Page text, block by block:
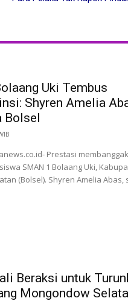
Uki Tembus
Shyren Amelia
Bolsel
Prestasi
SMAN 1 Bolaang Uki,
(Bolsel). Shyren Amelia Abas,
Beraksi untuk
Mongondow